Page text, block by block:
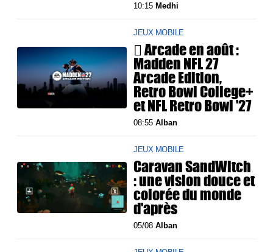
10:15 Medhi
JEUX MOBILE
 Arcade en août :
Madden NFL 27
Arcade Edition,
Retro Bowl College+
et NFL Retro Bowl '27
08:55Alban
JEUX MOBILE
Caravan SandWitch
: une vision douce et
colorée du monde
d'après
05/08Alban